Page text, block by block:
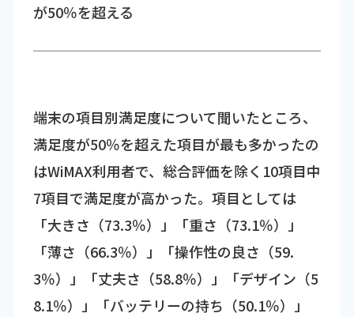
が50％を超える
端末の項目別満足度について聞いたところ、
満足度が50％を超えた項目が最も多かったの
はWiMAX利用者で、総合評価を除く10項目中
7項目で満足度が高かった。項目としては
「大きさ（73.3％）」「重さ（73.1％）」
「薄さ（66.3％）」「操作性の良さ（59.
3％）」「丈夫さ（58.8％）」「デザイン（5
8.1％）」「バッテリーの持ち（50.1％）」